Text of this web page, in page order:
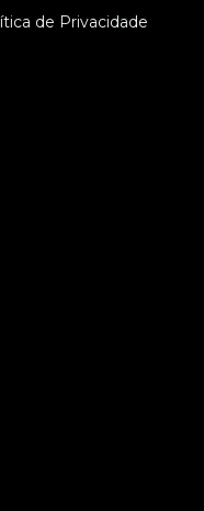
de Privacidade